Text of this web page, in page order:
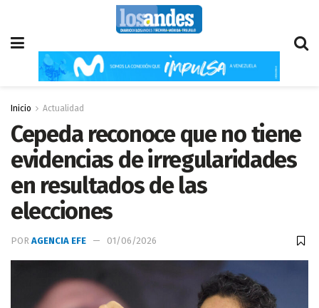
Inicio Actualidad
Cepeda reconoce que no tiene
evidencias de irregularidades
en resultados de las
elecciones
POR AGENCIA EFE 01/06/2026